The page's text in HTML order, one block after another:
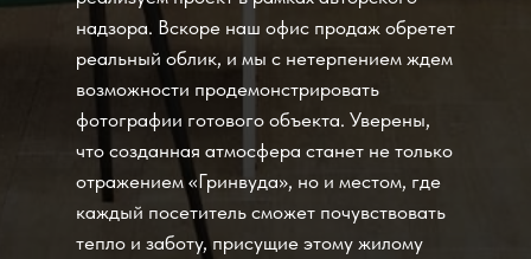
надзора. Вскоре наш офис продаж обретет
реальный облик, и мы с нетерпением ждем
возможности продемонстрировать
фотографии готового объекта. Уверены,
что созданная атмосфера станет не только
отражением «Гринвуда», но и местом, где
каждый посетитель сможет почувствовать
тепло и заботу, присущие этому жилому